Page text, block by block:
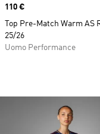
Price
110 €
Top Pre-Match Warm AS
25/26
Uomo Performance